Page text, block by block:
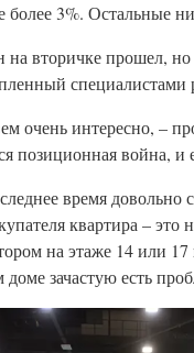
более 3%. Остальные
вторичке прошел,
очень интересно, –
позиционная война,
время довольно
квартира – это
на этаже 14 или
зачастую есть